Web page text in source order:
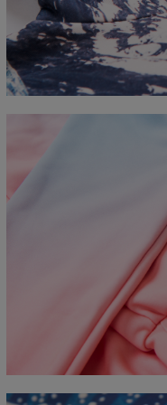
CM
A - Length
B - Chest width
C - Sleeve length